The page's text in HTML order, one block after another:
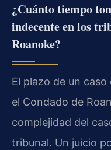
¿Cuánto tiempo
indecente en los
Roanoke?
El plazo de un
el Condado de
complejidad del
tribunal. Un juicio